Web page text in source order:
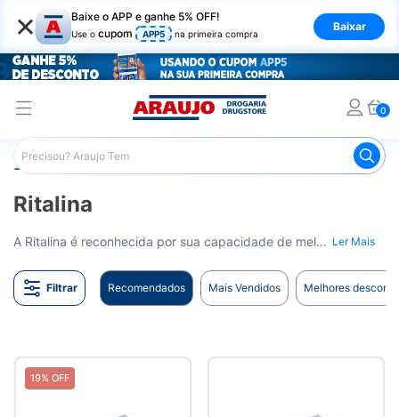
× Baixe o APP e ganhe 5% OFF!
Use o cupom APP5 na primeira compra
Baixar
0
Araujo Marcas
Ritalina
A Ritalina é reconhecida por sua capacidade de melhorar a concentração, reduzir a hiperatividade e controlar a impulsividade em indivíduos diagnosticados com TDAH. No entanto, é essencial lembrar que o uso da Ritalina requer prescrição médica. Nossos farmacêuticos estão à disposição para responder a quaisquer perguntas que você possa ter. Ler Mais
Filtrar Recomendados Mais Vendidos Melhores
19% OFF